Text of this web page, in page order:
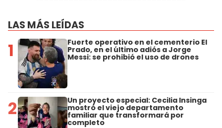
LAS MÁS LEÍDAS
1 Fuerte operativo en el cementerio El
Prado, en el último adiós a Jorge
Messi: se prohibió el uso de drones
2 Un proyecto especial: Cecilia Insinga
mostró el viejo departamento
familiar que transformará por
completo